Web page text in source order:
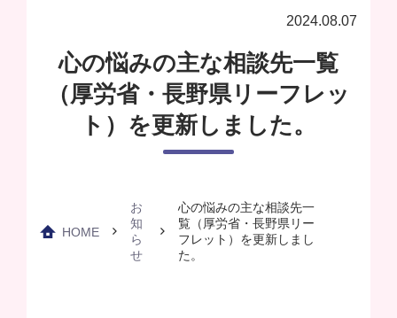
2024.08.07
心の悩みの主な相談先一覧
（厚労省・長野県リーフレッ
ト）を更新しました。
HOME
お
知
ら
せ
心の悩みの主な相談先一
覧（厚労省・長野県リー
フレット）を更新しまし
た。